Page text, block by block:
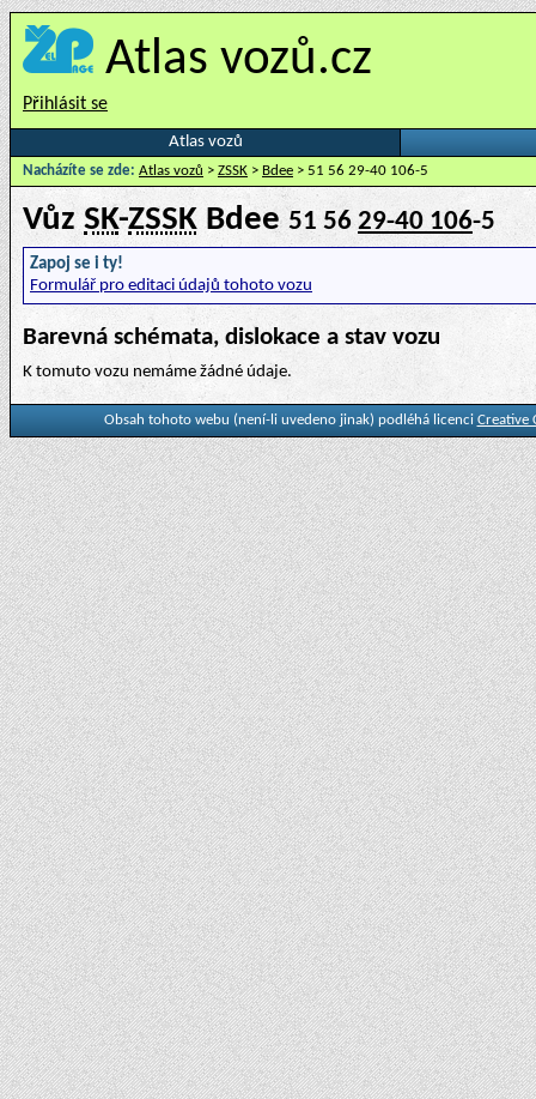
Atlas vozů.cz
Přihlásit se
Atlas vozů
Nacházíte se zde: Atlas vozů > ZSSK > Bdee > 51 56 29-40 106-5
VůzSK-ZSSK Bdee51 56 29-40 106-5
Zapoj se i ty!
Formulář pro editaci údajů tohoto vozu
Barevná schémata, dislokace a stav vozu
K tomuto vozu nemáme žádné údaje.
Obsah tohoto webu (není-li uvedeno jinak) podléhá licenci Creative